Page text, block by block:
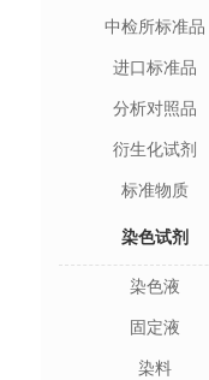
中检所标准品
进口标准品
分析对照品
衍生化试剂
标准物质
染色试剂
染色液
固定液
染料